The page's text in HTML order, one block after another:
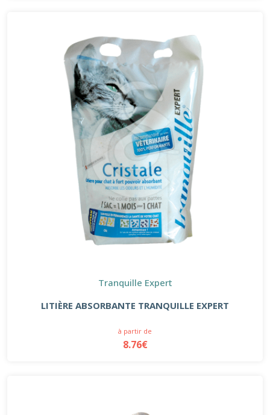
Tranquille Expert
LITIÈRE ABSORBANTE TRANQUILLE EXPERT
à partir de
8.76€